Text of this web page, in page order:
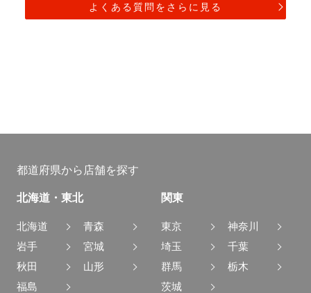
よくある質問をさらに見る
都道府県から店舗を探す
北海道・東北
北海道
青森
岩手
宮城
秋田
山形
福島
関東
東京
神奈川
埼玉
千葉
群馬
栃木
茨城